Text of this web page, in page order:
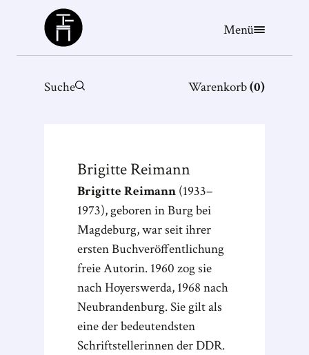
Büchergilde
Menü
Suche Warenkorb(0)
BrigitteReimann
Brigitte Reimann (1933–
1973), geboren in Burg bei
Magdeburg, war seit ihrer
ersten Buchveröffentlichung
freie Autorin. 1960 zog sie
nach Hoyerswerda, 1968 nach
Neubrandenburg. Sie gilt als
eine der bedeutendsten
Schriftstellerinnen der DDR.